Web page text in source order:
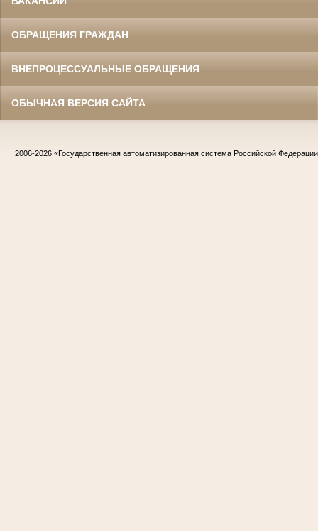
ОБРАЩЕНИЯ ГРАЖДАН
ВНЕПРОЦЕССУАЛЬНЫЕ ОБРАЩЕНИЯ
ОБЫЧНАЯ ВЕРСИЯ САЙТА
2006-2026 «Государственная автоматизированная система Российской